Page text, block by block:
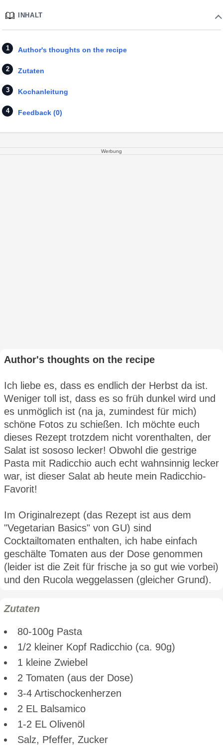
INHALT
Author's thoughts on the recipe
Zutaten
Kochanleitung
Feedback (0)
Werbung
Author's thoughts on the recipe
Ich liebe es, dass es endlich der Herbst da ist.
Weniger toll ist, dass es so früh dunkel wird und
es unmöglich ist (na ja, zumindest für mich)
schöne Fotos zu schießen. Ich möchte euch
dieses Rezept trotzdem nicht vorenthalten, der
Salat ist sososo lecker! Obwohl die gestrige
Pasta mit Radicchio auch echt wahnsinnig lecker
war, ist dieser Salat ab heute mein Radicchio-
Favorit!
Im Originalrezept (das Rezept ist aus dem
"Vegetarian Basics" von GU) sind
Cocktailtomaten enthalten, ich habe einfach
geschälte Tomaten aus der Dose genommen
(leider ist die Zeit für frische ja so gut wie vorbei)
und den Rucola weggelassen (gleicher Grund).
Zutaten
80-100g Pasta
1/2 kleiner Kopf Radicchio (ca. 90g)
1 kleine Zwiebel
2 Tomaten (aus der Dose)
3-4 Artischockenherzen
2 EL Balsamico
1-2 EL Olivenöl
Salz, Pfeffer, Zucker